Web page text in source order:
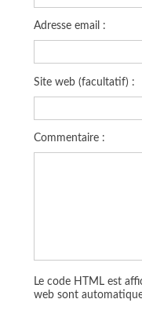
Adresse email :
Site web (facultatif) :
Commentaire :
Le code HTML est
web sont